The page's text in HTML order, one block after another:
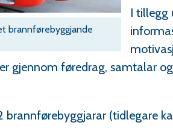
brannførebyggjande
I tillegg
gjennom føredrag, samtalar
brannførebyggjarar (tidlegare